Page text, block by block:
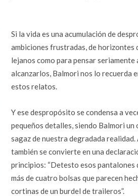
Si la vida es una acumulación de
ambiciones frustradas, de horizontes
lejanos como para pensar seriamente
alcanzarlos, Balmori nos lo recuerda
estos relatos.
Y ese despropósito se condensa a
pequeños detalles, siendo Balmori un
sagaz de nuestra degradada realidad.
también se convierte en una
principios: “Detesto esos pantalones
más de cuatro bolsas que parecen
cortinas de un burdel de traileros”.